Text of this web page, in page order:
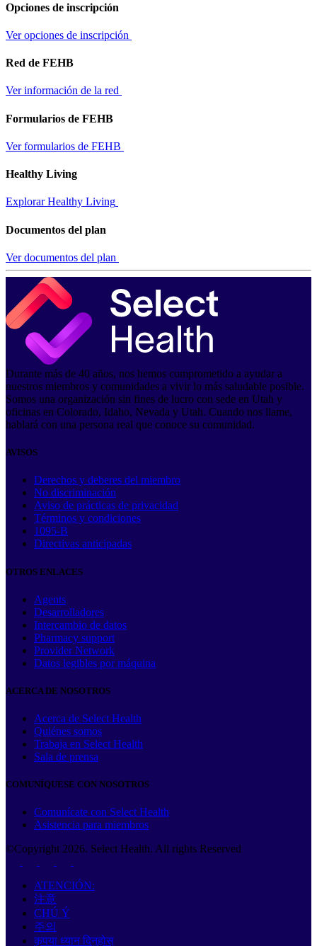
Opciones de inscripción
Ver opciones de inscripción
Red de FEHB
Ver información de la red
Formularios de FEHB
Ver formularios de FEHB
Healthy Living
Explorar Healthy Living
Documentos del plan
Ver documentos del plan
Durante más de 40 años, nos hemos comprometido a ayudar a
nuestros miembros y comunidades a vivir lo más saludable posible.
Somos una organización sin fines de lucro con sede en Utah y
oficinas en Colorado, Idaho, Nevada y Utah. Cuando nos llame,
hablará con una persona real que conoce su comunidad.
AVISOS
Derechos y deberes del miembro
No discriminación
Aviso de prácticas de privacidad
Términos y condiciones
1095-B
Directivas anticipadas
OTROS ENLACES
Agents
Desarrolladores
Intercambio de datos
Pharmacy support
Provider Network
Datos legibles por máquina
ACERCA DE NOSOTROS
Acerca de Select Health
Quiénes somos
Trabaja en Select Health
Sala de prensa
COMUNÍQUESE CON NOSOTROS
Comunícate con Select Health
Asistencia para miembros
©Copyright 2026. Select Health. All rights Reserved
ATENCIÓN:
注意
CHÚ Ý
주의
कृपया ध्यान दिनुहोस्